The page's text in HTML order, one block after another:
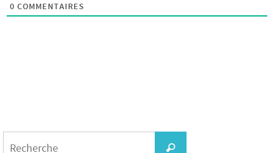
0 COMMENTAIRES
Recherche